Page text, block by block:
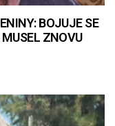
BOJUJE SE
ZNOVU